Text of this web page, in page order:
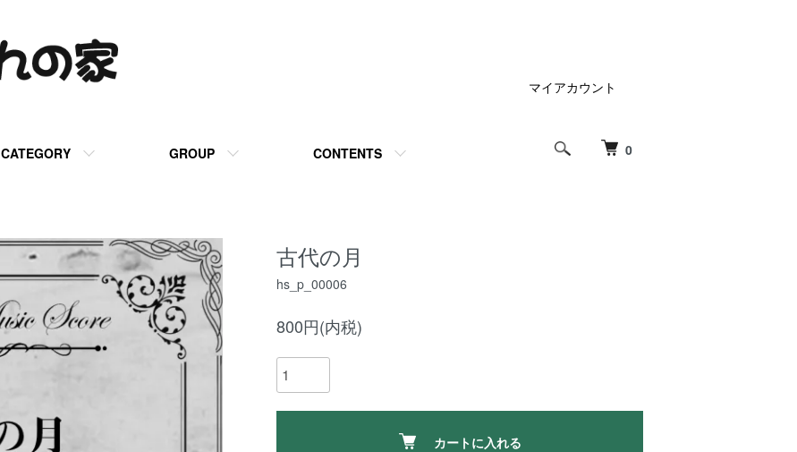
0
CATEGORY GROUP CONTENTS
マイアカウント
古代の月
hs_p_00006
800円(内税)
カートに入れる